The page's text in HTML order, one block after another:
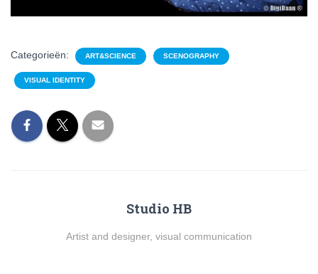
Categorieën: ART&SCIENCE SCENOGRAPHY
VISUAL IDENTITY
Studio HB
Artist and designer, visual communication